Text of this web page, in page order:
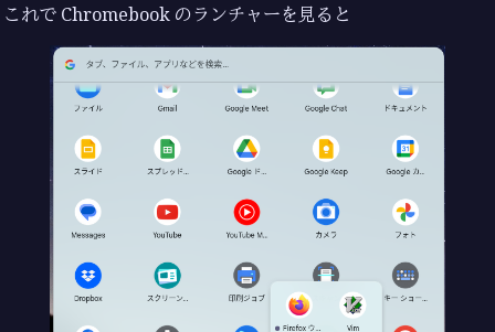
これで Chromebook のランチャーを見ると